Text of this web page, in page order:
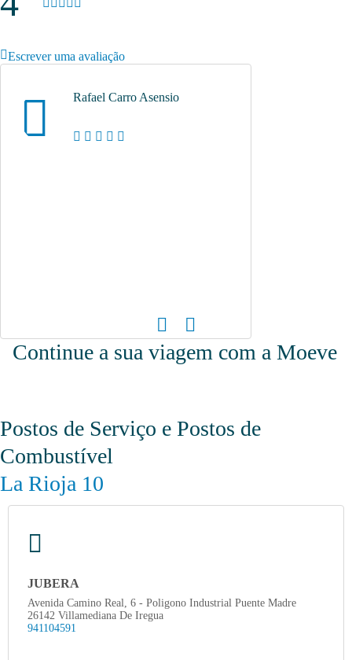
Escrever uma avaliação
Rafael Carro Asensio
Continue a sua viagem com a Moeve
Postos de Serviço e Postos de
Combustível
La Rioja 10
JUBERA
Avenida Camino Real, 6 - Poligono Industrial Puente Madre
26142 Villamediana De Iregua
941104591